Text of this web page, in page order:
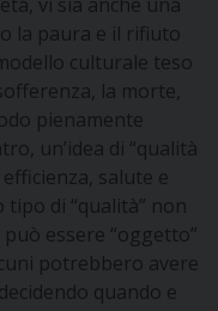
la paura e il rifiuto
culturale teso
la morte,
pienamente
un’idea di “qualità
salute e
di “qualità” non
essere “oggetto”
potrebbero avere
quando e